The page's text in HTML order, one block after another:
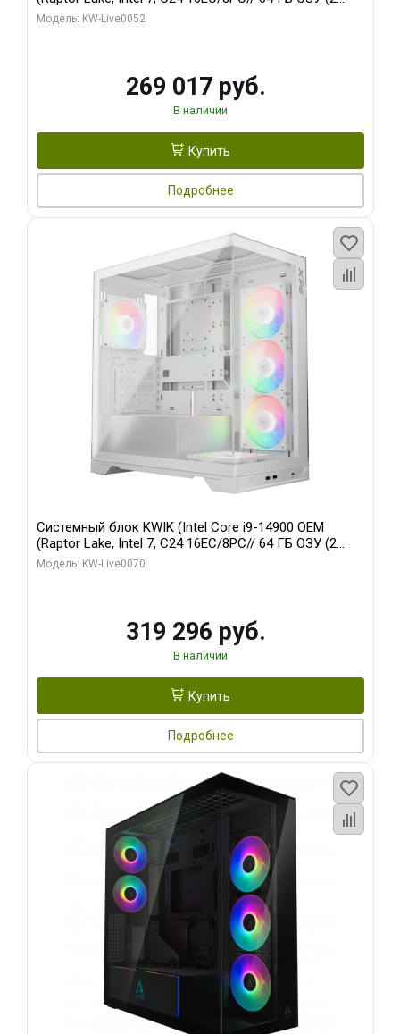
модуля)/ Palit RTX5080 GAMINGPRO OC 16GB GDDR7
Модель: KW-Live0052
269 017 руб.
В наличии
Купить
Подробнее
Системный блок KWIK (Intel Core i9-14900 OEM
(Raptor Lake, Intel 7, C24 16EC/8PC// 64 ГБ ОЗУ (2
модуля)/ Gigabyte RTX5080 XTREME WATERFORCE
Модель: KW-Live0070
319 296 руб.
В наличии
Купить
Подробнее